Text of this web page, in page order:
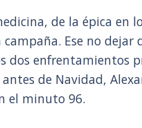
de la épica en
Ese no dejar
dos enfrentamientos
de Navidad,
el minuto 96.